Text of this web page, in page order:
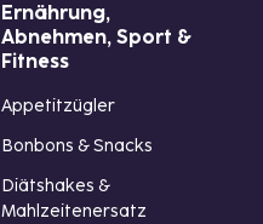
Ernährung,
Abnehmen, Sport &
Fitness
Appetitzügler
Bonbons & Snacks
Diätshakes &
Mahlzeitenersatz